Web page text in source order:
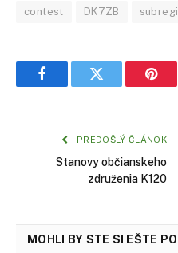
contest DK7ZB
FacebookTwitter
PREDOŠLÝ ČLÁNOK
Stanovy občianskeho
združenia K120
MOHLI BY STE SI EŠTE